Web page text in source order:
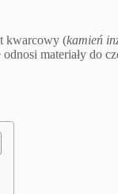
kwarcowy (kamień
materiały do